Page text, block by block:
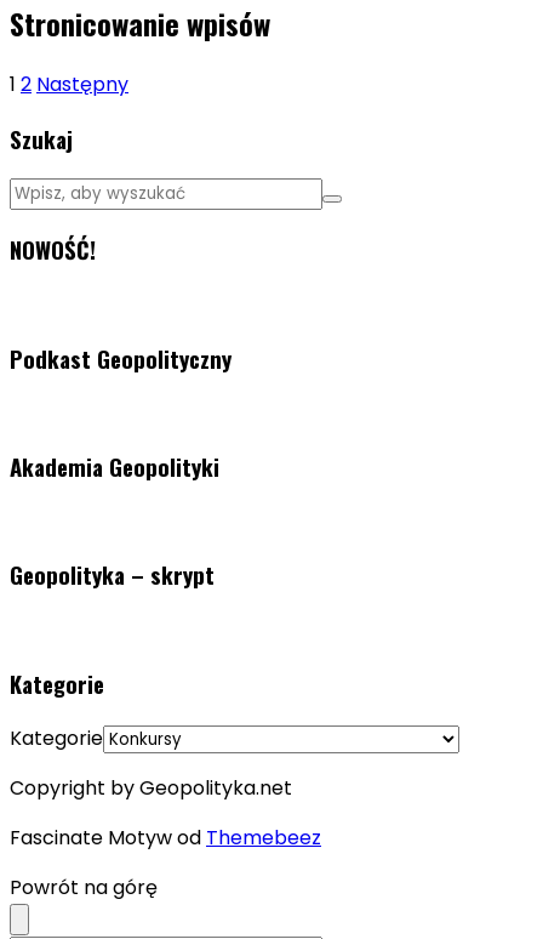
Stronicowanie wpisów
1 2 Następny
Szukaj
NOWOŚĆ!
Podkast Geopolityczny
Akademia Geopolityki
Geopolityka – skrypt
Kategorie
Kategorie
Copyright by Geopolityka.net
Fascinate Motyw od Themebeez
Powrót na górę